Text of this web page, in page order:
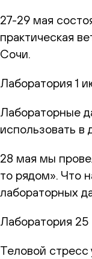
27-29 мая
практическая
Сочи.
Лаборатория 1
Лабораторные
использовать в
28 мая мы
то рядом». Что
лабораторных
Лаборатория 25
Теловой стресс